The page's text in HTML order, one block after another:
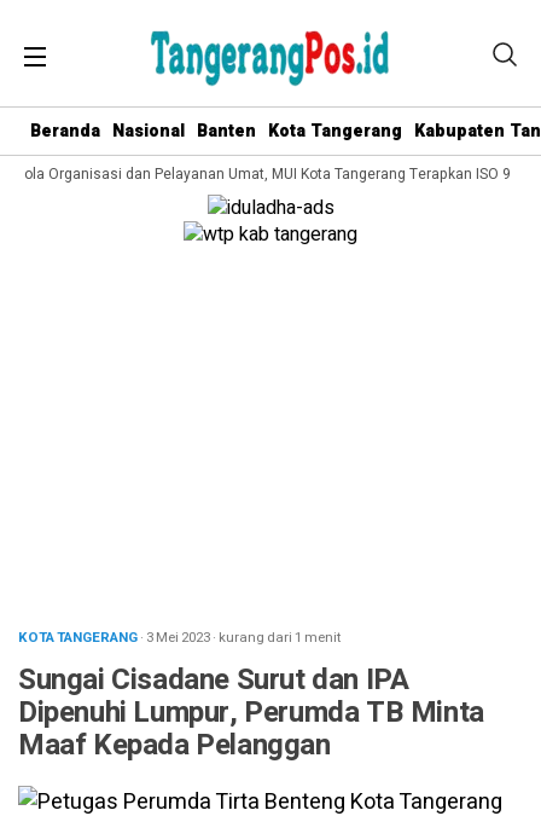
Beranda Nasional Banten Kota Tangerang Kabupaten
Organisasi dan Pelayanan Umat, MUI Kota Tangerang Terapkan ISO
KOTA TANGERANG· 3 Mei 2023· kurang dari 1 menit
Sungai Cisadane Surut dan IPA
Dipenuhi Lumpur, Perumda TB Minta
Maaf Kepada Pelanggan